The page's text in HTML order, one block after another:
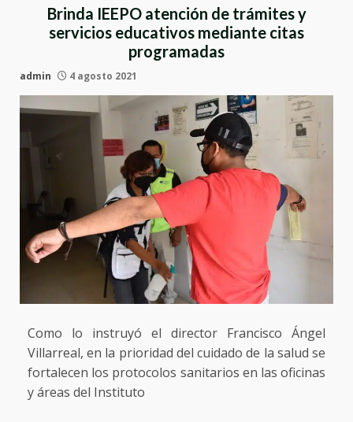
Brinda IEEPO atención de trámites y
servicios educativos mediante citas
programadas
admin 4 agosto 2021
Como lo instruyó el director Francisco Ángel
Villarreal, en la prioridad del cuidado de la salud se
fortalecen los protocolos sanitarios en las oficinas
y áreas del Instituto